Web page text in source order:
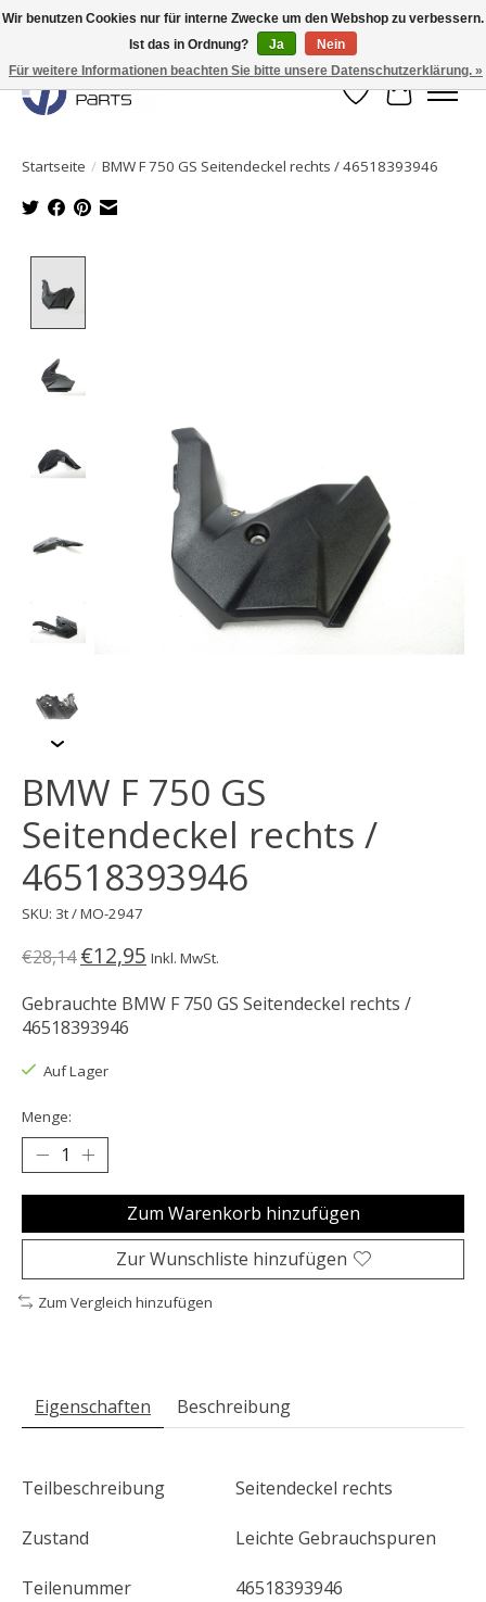
Originale Teile sofort lieferbar!
Wunschzettel
Ihr
Startseite / BMW F 750 GS Seitendeckel rechts / 46518393946
BMW F 750 GS
Seitendeckel rechts /
46518393946
SKU: 3t / MO-2947
€28,14 €12,95 Inkl. MwSt.
Gebrauchte BMW F 750 GS Seitendeckel rechts /
46518393946
Auf Lager
Menge:
Zum Warenkorb hinzufügen
Zur Wunschliste hinzufügen
Zum Vergleich hinzufügen
Eigenschaften Beschreibung
Teilbeschreibung Seitendeckel rechts
Zustand Leichte Gebrauchspuren
Teilenummer 46518393946
Wir benutzen Cookies nur für interne Zwecke um den Webshop zu verbessern.
Ist das in Ordnung?
Ja
Nein
Für weitere Informationen beachten Sie bitte unsere Datenschutzerklärung. »